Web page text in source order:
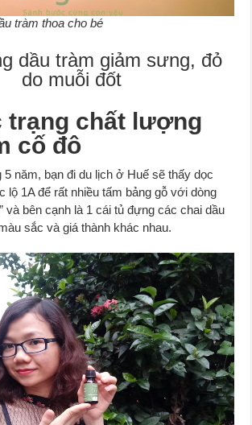
tràm thoa cho bé
dầu tràm giảm sưng, đỏ
do muỗi đốt
trạng chất lượng
cố đô
5 năm, bạn đi du lịch ở Huế sẽ thấy dọc
lộ 1A để rất nhiều tấm bảng gỗ với dòng
và bên cạnh là 1 cái tủ đựng các chai dầu
sắc và giá thành khác nhau.